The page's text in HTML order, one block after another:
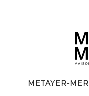
METAYER-